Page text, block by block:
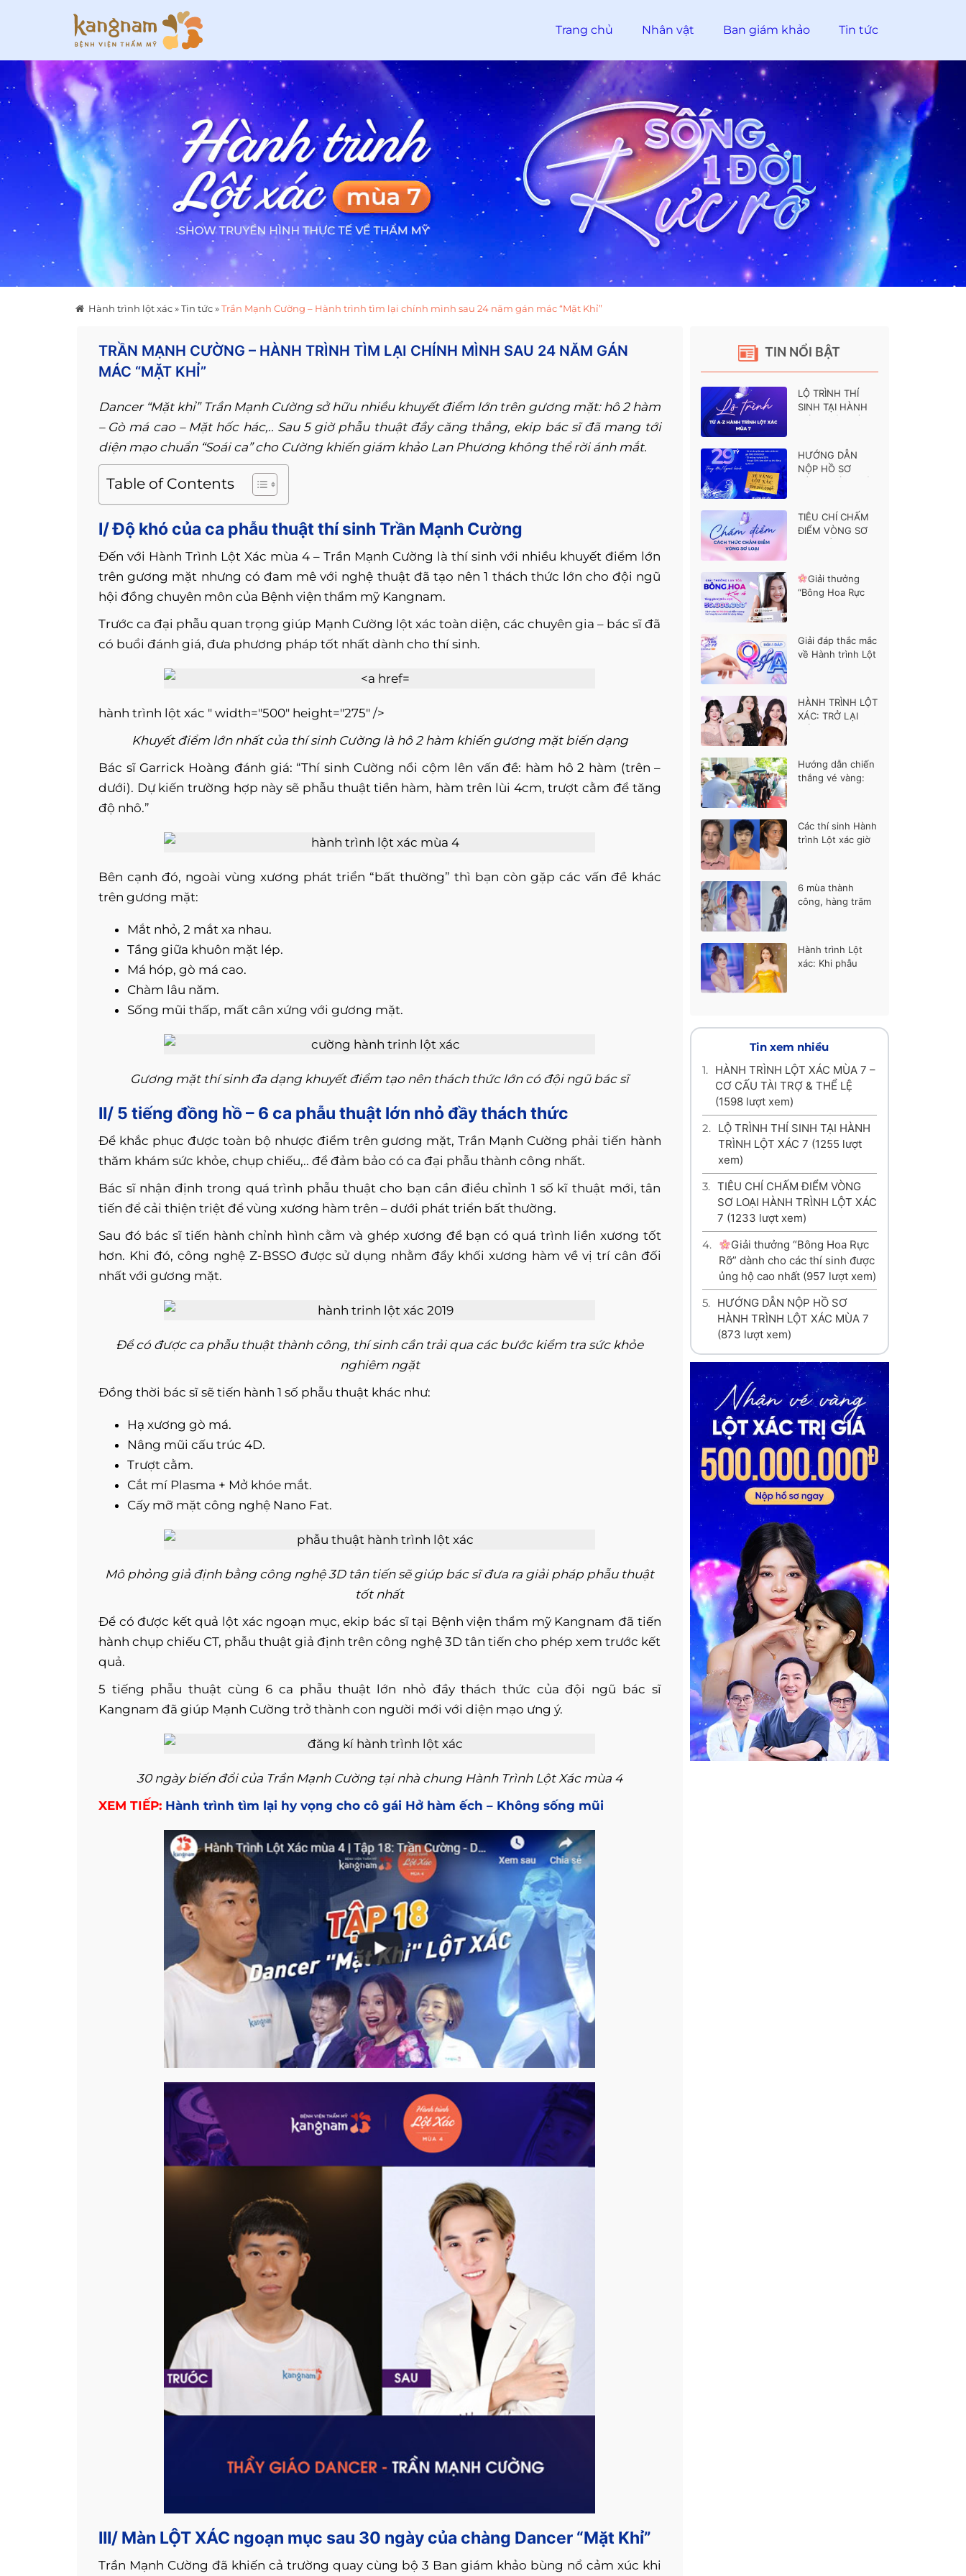
Trang chủ Nhân vật Ban giám khảo Tin tức
Hành trình lột xác»Tin tức»Trần Mạnh Cường – Hành trình tìm lại chính mình sau 24 năm gán mác “Mặt Khỉ”
TIN NỔI BẬT
LỘ TRÌNH THÍ
SINH TẠI HÀNH
HƯỚNG DẪN
NỘP HỒ SƠ
TIÊU CHÍ CHẤM
ĐIỂM VÒNG SƠ
Giải thưởng
“Bông Hoa Rực
Giải đáp thắc mắc
về Hành trình Lột
HÀNH TRÌNH LỘT
XÁC: TRỞ LẠI
Hướng dẫn chiến
thắng vé vàng:
Các thí sinh Hành
trình Lột xác giờ
6 mùa thành
công, hàng trăm
khác biệt?
Hành trình Lột
xác: Khi phẫu
Tin xem nhiều
1.
HÀNH TRÌNH LỘT XÁC MÙA 7 –
CƠ CẤU TÀI TRỢ & THỂ LỆ
(1598 lượt xem)
2.
LỘ TRÌNH THÍ SINH TẠI HÀNH
TRÌNH LỘT XÁC 7 (1255 lượt
xem)
3. TIÊU CHÍ CHẤM ĐIỂM VÒNG
SƠ LOẠI HÀNH TRÌNH LỘT XÁC
7 (1233 lượt xem)
4.
Giải thưởng “Bông Hoa Rực
Rỡ” dành cho các thí sinh được
ủng hộ cao nhất (957 lượt xem)
5.
HƯỚNG DẪN NỘP HỒ SƠ
HÀNH TRÌNH LỘT XÁC MÙA 7
(873 lượt xem)
TRẦN MẠNH CƯỜNG – HÀNH TRÌNH TÌM LẠI CHÍNH MÌNH SAU 24 NĂM GÁN
MÁC “MẶT KHỈ”
Dancer “Mặt khỉ” Trần Mạnh Cường sở hữu nhiều khuyết điểm lớn trên gương mặt: hô 2 hàm
– Gò má cao – Mặt hốc hác,.. Sau 5 giờ phẫu thuật đầy căng thẳng, ekip bác sĩ đã mang tới
diện mạo chuẩn “Soái ca” cho Cường khiến giám khảo Lan Phương không thể rời ánh mắt.
Table of Contents
I/ Độ khó của ca phẫu thuật thí sinh Trần Mạnh Cường
Đến với Hành Trình Lột Xác mùa 4 – Trần Mạnh Cường là thí sinh với nhiều khuyết điểm lớn
trên gương mặt nhưng có đam mê với nghệ thuật đã tạo nên 1 thách thức lớn cho đội ngũ
hội đồng chuyên môn của Bệnh viện thẩm mỹ Kangnam.
Trước ca đại phẫu quan trọng giúp Mạnh Cường lột xác toàn diện, các chuyên gia – bác sĩ đã
có buổi đánh giá, đưa phương pháp tốt nhất dành cho thí sinh.
hành trình lột xác " width="500" height="275" />
Khuyết điểm lớn nhất của thí sinh Cường là hô 2 hàm khiến gương mặt biến dạng
Bác sĩ Garrick Hoàng đánh giá: “Thí sinh Cường nổi cộm lên vấn đề: hàm hô 2 hàm (trên –
dưới). Dự kiến trường hợp này sẽ phẫu thuật tiền hàm, hàm trên lùi 4cm, trượt cằm để tăng
độ nhô.”
Bên cạnh đó, ngoài vùng xương phát triển “bất thường” thì bạn còn gặp các vấn đề khác
trên gương mặt:
Mắt nhỏ, 2 mắt xa nhau.
Tầng giữa khuôn mặt lép.
Má hóp, gò má cao.
Chàm lâu năm.
Sống mũi thấp, mất cân xứng với gương mặt.
Gương mặt thí sinh đa dạng khuyết điểm tạo nên thách thức lớn có đội ngũ bác sĩ
II/ 5 tiếng đồng hồ – 6 ca phẫu thuật lớn nhỏ đầy thách thức
Để khắc phục được toàn bộ nhược điểm trên gương mặt, Trần Mạnh Cường phải tiến hành
thăm khám sức khỏe, chụp chiếu,.. để đảm bảo có ca đại phẫu thành công nhất.
Bác sĩ nhận định trong quá trình phẫu thuật cho bạn cần điều chỉnh 1 số kĩ thuật mới, tân
tiến để cải thiện triệt để vùng xương hàm trên – dưới phát triển bất thường.
Sau đó bác sĩ tiến hành chỉnh hình cằm và ghép xương để bạn có quá trình liền xương tốt
hơn. Khi đó, công nghệ Z-BSSO được sử dụng nhằm đẩy khối xương hàm về vị trí cân đối
nhất với gương mặt.
Để có được ca phẫu thuật thành công, thí sinh cần trải qua các bước kiểm tra sức khỏe
nghiêm ngặt
Đồng thời bác sĩ sẽ tiến hành 1 số phẫu thuật khác như:
Hạ xương gò má.
Nâng mũi cấu trúc 4D.
Trượt cằm.
Cắt mí Plasma + Mở khóe mắt.
Cấy mỡ mặt công nghệ Nano Fat.
Mô phỏng giả định bằng công nghệ 3D tân tiến sẽ giúp bác sĩ đưa ra giải pháp phẫu thuật
tốt nhất
Để có được kết quả lột xác ngoạn mục, ekip bác sĩ tại Bệnh viện thẩm mỹ Kangnam đã tiến
hành chụp chiếu CT, phẫu thuật giả định trên công nghệ 3D tân tiến cho phép xem trước kết
quả.
5 tiếng phẫu thuật cùng 6 ca phẫu thuật lớn nhỏ đầy thách thức của đội ngũ bác sĩ
Kangnam đã giúp Mạnh Cường trở thành con người mới với diện mạo ưng ý.
30 ngày biến đổi của Trần Mạnh Cường tại nhà chung Hành Trình Lột Xác mùa 4
XEM TIẾP: Hành trình tìm lại hy vọng cho cô gái Hở hàm ếch – Không sống mũi
III/ Màn LỘT XÁC ngoạn mục sau 30 ngày của chàng Dancer “Mặt Khỉ”
Trần Mạnh Cường đã khiến cả trường quay cùng bộ 3 Ban giám khảo bùng nổ cảm xúc khi